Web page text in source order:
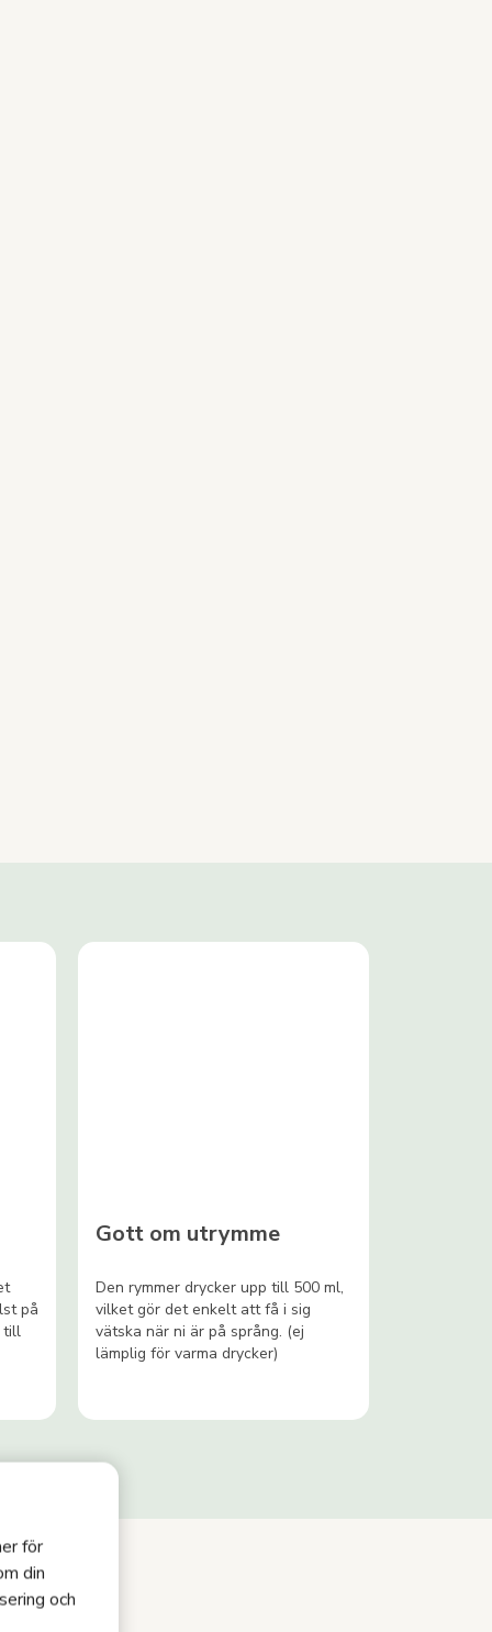
för
din
och
på
till
Gott om utrymme
Den rymmer drycker upp till 500 ml,
vilket gör det enkelt att få i sig
vätska när ni är på språng. (ej
lämplig för varma drycker)